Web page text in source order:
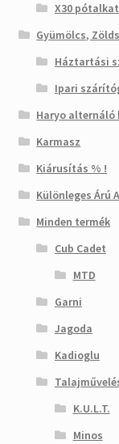
X30
Gyümölcs,
Háztartási
Ipari
Haryo alternáló
Karmasz
Kiárusítás % !
Különleges Árú
Minden termék
Cub Cadet
MTD
Garni
Jagoda
Kadioglu
K.U.L.T.
Minos